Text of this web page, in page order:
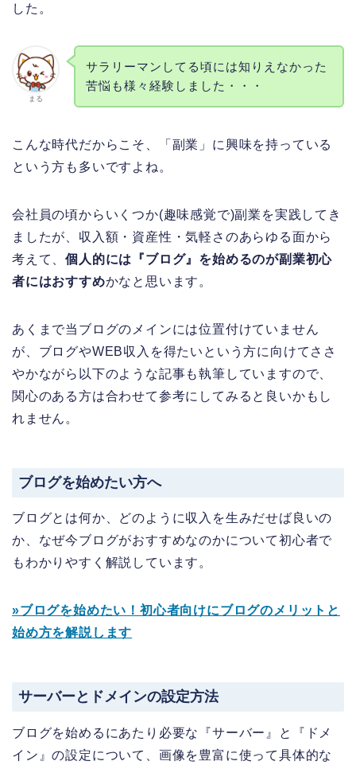
した。
まる
サラリーマンしてる頃には知りえなかった
苦悩も様々経験しました・・・
こんな時代だからこそ、「副業」に興味を持っている
という方も多いですよね。
会社員の頃からいくつか(趣味感覚で)副業を実践してき
ましたが、収入額・資産性・気軽さのあらゆる面から
考えて、個人的には『ブログ』を始めるのが副業初心
者にはおすすめかなと思います。
あくまで当ブログのメインには位置付けていません
が、ブログやWEB収入を得たいという方に向けてささ
やかながら以下のような記事も執筆していますので、
関心のある方は合わせて参考にしてみると良いかもし
れません。
ブログを始めたい方へ
ブログとは何か、どのように収入を生みだせば良いの
か、なぜ今ブログがおすすめなのかについて初心者で
もわかりやすく解説しています。
»ブログを始めたい！初心者向けにブログのメリットと
始め方を解説します
サーバーとドメインの設定方法
ブログを始めるにあたり必要な『サーバー』と『ドメ
イン』の設定について、画像を豊富に使って具体的な